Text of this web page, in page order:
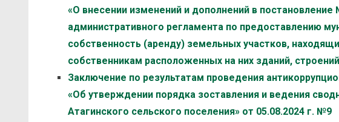
«О внесении изменений и дополнений в
административного регламента по предоставлению
собственность (аренду) земельных участков,
собственникам расположенных на них зданий,
Заключение по результатам проведения
«Об утверждении порядка зоставления и ведения
Атагинского сельского поселения» от 05.08.2024 г. №9